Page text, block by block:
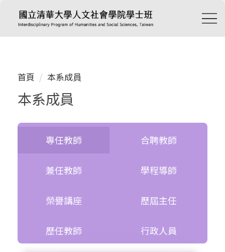
主
首頁 本系成員
本系成員
專任教師 合聘教師
兼任教師 學程導師
榮譽講座 歷屆主任
歷任教師 行政人員